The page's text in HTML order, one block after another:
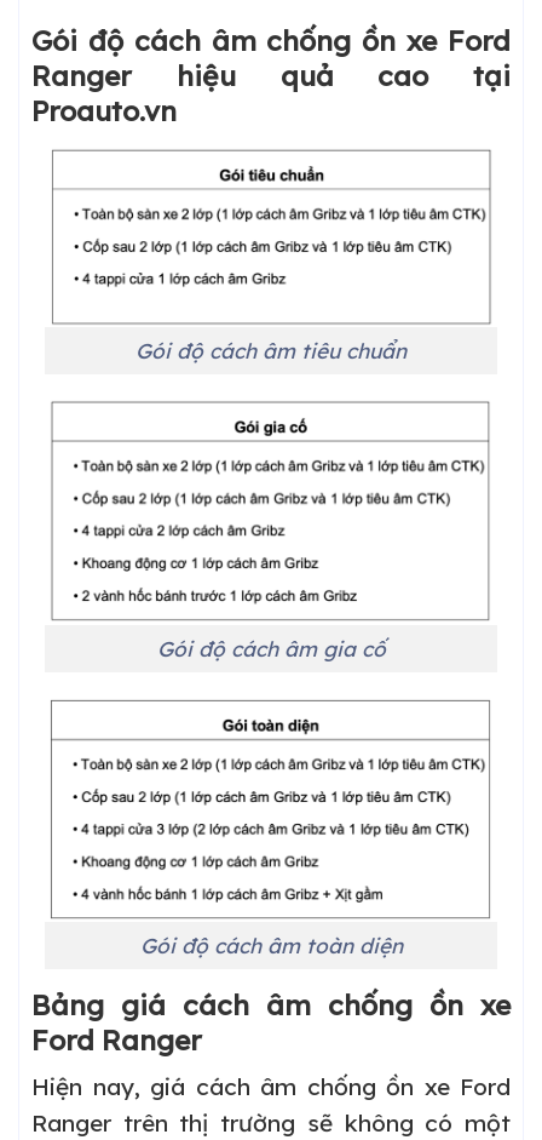
Gói độ cách âm chống ồn xe Ford
Ranger hiệu quả cao tại
Proauto.vn
Gói độ cách âm tiêu chuẩn
Gói độ cách âm gia cố
Gói độ cách âm toàn diện
Bảng giá cách âm chống ồn xe
Ford Ranger
Hiện nay, giá cách âm chống ồn xe Ford
Ranger trên thị trường sẽ không có một